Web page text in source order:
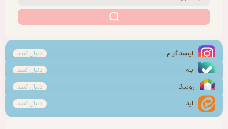
اینستاگرام دنبال کنید
بله دنبال کنید
روبیکا دنبال کنید
ایتا دنبال کنید